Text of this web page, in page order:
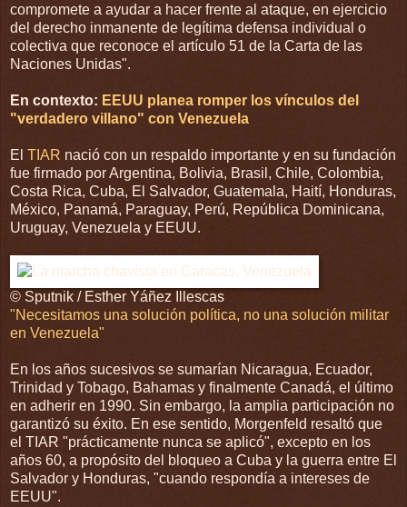
compromete a ayudar a hacer frente al ataque, en ejercicio
del derecho inmanente de legítima defensa individual o
colectiva que reconoce el artículo 51 de la Carta de las
Naciones Unidas".
En contexto: EEUU planea romper los vínculos del
"verdadero villano" con Venezuela
El TIAR nació con un respaldo importante y en su fundación
fue firmado por Argentina, Bolivia, Brasil, Chile, Colombia,
Costa Rica, Cuba, El Salvador, Guatemala, Haití, Honduras,
México, Panamá, Paraguay, Perú, República Dominicana,
Uruguay, Venezuela y EEUU.
© Sputnik / Esther Yáñez Illescas
"Necesitamos una solución política, no una solución militar
en Venezuela"
En los años sucesivos se sumarían Nicaragua, Ecuador,
Trinidad y Tobago, Bahamas y finalmente Canadá, el último
en adherir en 1990. Sin embargo, la amplia participación no
garantizó su éxito. En ese sentido, Morgenfeld resaltó que
el TIAR "prácticamente nunca se aplicó", excepto en los
años 60, a propósito del bloqueo a Cuba y la guerra entre El
Salvador y Honduras, "cuando respondía a intereses de
EEUU".